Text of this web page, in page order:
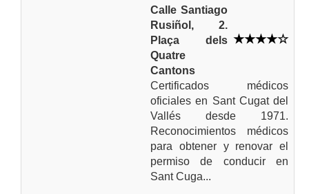
Calle Santiago
Rusiñol, 2.
Plaça dels
Quatre
Cantons
Certificados médicos
oficiales en Sant Cugat del
Vallés desde 1971.
Reconocimientos médicos
para obtener y renovar el
permiso de conducir en
Sant Cuga...